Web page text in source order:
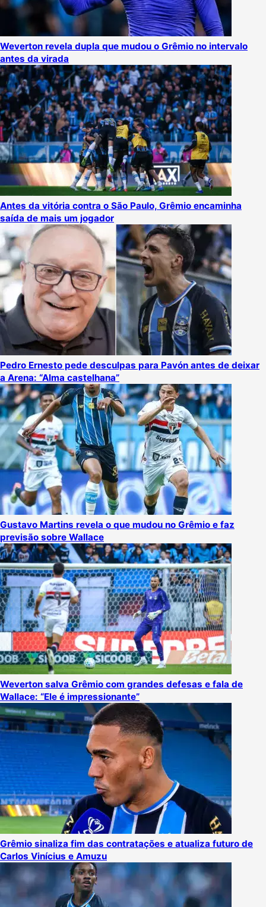
Weverton revela dupla que mudou o Grêmio no intervalo
antes da virada
Antes da vitória contra o São Paulo, Grêmio encaminha
saída de mais um jogador
Pedro Ernesto pede desculpas para Pavón antes de deixar
a Arena: “Alma castelhana”
Gustavo Martins revela o que mudou no Grêmio e faz
previsão sobre Wallace
Weverton salva Grêmio com grandes defesas e fala de
Wallace: “Ele é impressionante”
Grêmio sinaliza fim das contratações e atualiza futuro de
Carlos Vinícius e Amuzu